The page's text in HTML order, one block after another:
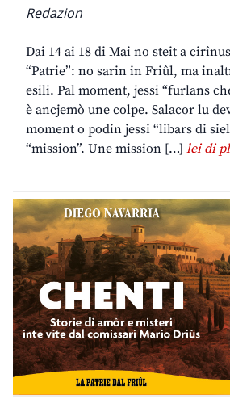
Redazion
Dai 14 ai 18 di Mai no steit a
“Patrie”: no sarin in Friûl, ma
esili. Pal moment, jessi “furlans
è ancjemò une colpe. Salacor lu
moment o podin jessi “libars di
“mission”. Une mission […] lei di